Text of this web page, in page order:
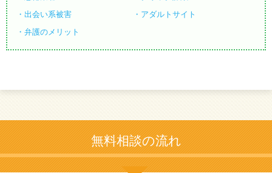
出会い系被害
アダルトサイト
弁護のメリット
無料相談の流れ